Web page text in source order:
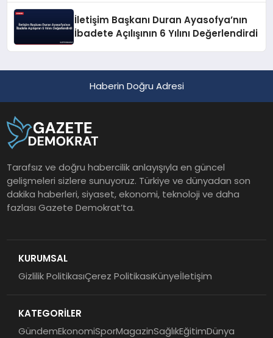
İletişim Başkanı Duran Ayasofya’nın
İbadete Açılışının 6 Yılını Değerlendirdi
Haberin Doğru Adresi
Tarafsız ve doğru habercilik anlayışıyla en güncel
gelişmeleri sizlere sunuyoruz. Türkiye ve dünyadan son
dakika haberleri, siyaset, ekonomi, teknoloji ve daha
fazlası Gazete Demokrat’ta.
KURUMSAL
Gizlilik PolitikasıÇerez PolitikasıKünyeİletişim
KATEGORİLER
GündemEkonomiSporMagazinSağlıkEğitimDünya